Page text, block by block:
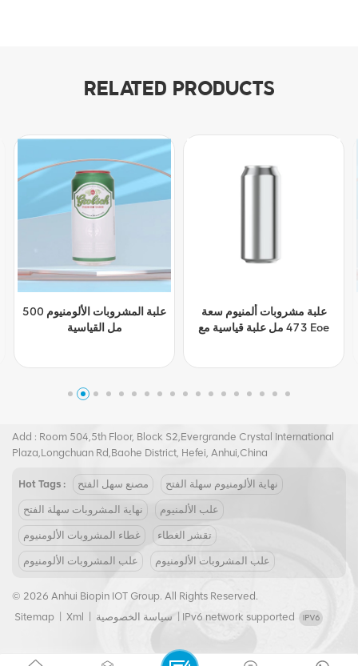
RELATED PRODUCTS
علبة المشروبات الألومنيوم 500
مل القياسية
علبة مشروبات ألمنيوم سعة
473 مل علبة قياسية مع Eoe
+8617855139217
Add : Room 504,5th Floor, Block S2,Evergrande Crystal International
Plaza,Longchuan Rd,Baohe District, Hefei, Anhui,China
Hot Tags : مصنع سهل الفتح نهاية الألومنيوم سهلة الفتح
نهاية المشروبات سهلة الفتح علب الألمنيوم
غطاء المشروبات الألومنيوم تقشر الغطاء
علب المشروبات الألومنيوم علب المشروبات الألومنيوم
© 2026 Anhui Biopin IOT Group. All Rights Reserved.
Sitemap
Xml سياسة الخصوصية IPv6 network supported